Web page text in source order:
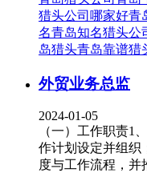
猎头公司哪家好青
名青岛知名猎头公
岛猎头青岛靠谱猎
外贸业务总监
2024-01-05
（一）工作职责1
作计划设定并组织
度与工作流程，并